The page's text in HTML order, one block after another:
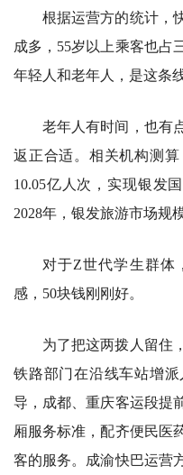
根据运营方的统计，
成多，55岁以上乘客也占
年轻人和老年人，是这条
老年人有时间，也有
返正合适。相关机构测
10.05亿人次，实现银发
2028年，银发旅游市场规
对于Z世代学生群体
感，50块钱刚刚好。
为了把这两拨人留住
铁路部门在沿线车站增
导，成都、重庆客运段提
厢服务标准，配齐便民医
客的服务。成渝快巴运营